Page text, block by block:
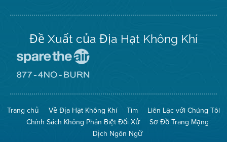
Đề Xuất của Địa Hạt Không Khí
The
(Bảo
Toàn
Không
Khí)
Mạng
No
Burn
(Không
Đốt)
Trang chủ Về Địa Hạt Không Khí Tìm
Liên Lạc với Chúng Tôi
Chính Sách Không Phân Biệt Đối Xử
Sơ Đồ Trang Mạng
Dịch Ngôn Ngữ